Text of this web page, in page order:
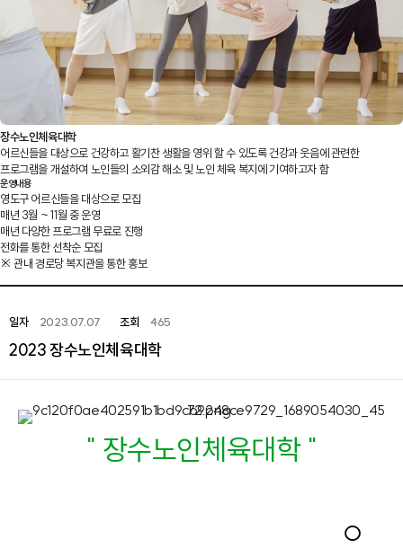
장수노인체육대학
어르신들을 대상으로 건강하고 활기찬 생활을 영위 할 수 있도록 건강과 웃음에 관련한
프로그램을 개설하여 노인들의 소외감 해소 및 노인 체육 복지에 기여하고자 함
운영내용
영도구 어르신들을 대상으로 모집
매년 3월 ~ 11월 중 운영
매년 다양한 프로그램 무료로 진행
전화를 통한 선착순 모집
※ 관내 경로당 복지관을 통한 홍보
일자 2023.07.07 조회 465
2023 장수노인체육대학
" 장수노인체육대학 "
○